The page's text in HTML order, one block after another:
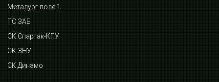
Металург поле 1
ПС ЗАБ
СК Спартак-КПУ
СК ЗНУ
СК Динамо